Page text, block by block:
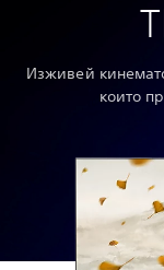
Изживей
които